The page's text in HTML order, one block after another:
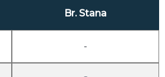
Br. Stana
-